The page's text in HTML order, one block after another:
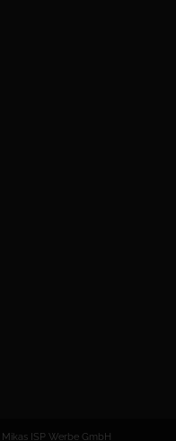
Mikas ISP Werbe GmbH